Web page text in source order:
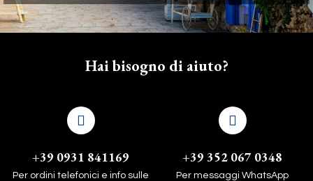
Hai bisogno di aiuto?
+39 0931 841169
Per ordini telefonici e info sulle
+39 352 067 0348
Per messaggi WhatsApp